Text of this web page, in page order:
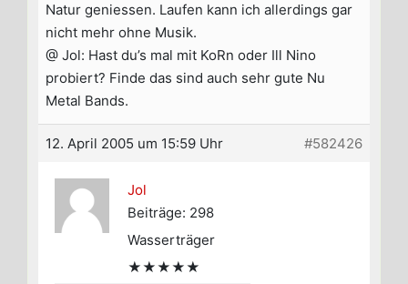
Natur geniessen. Laufen kann ich allerdings gar
nicht mehr ohne Musik.
@ Jol: Hast du’s mal mit KoRn oder Ill Nino
probiert? Finde das sind auch sehr gute Nu
Metal Bands.
12. April 2005 um 15:59 Uhr #582426
Jol
Beiträge: 298
Wasserträger
★★★★★